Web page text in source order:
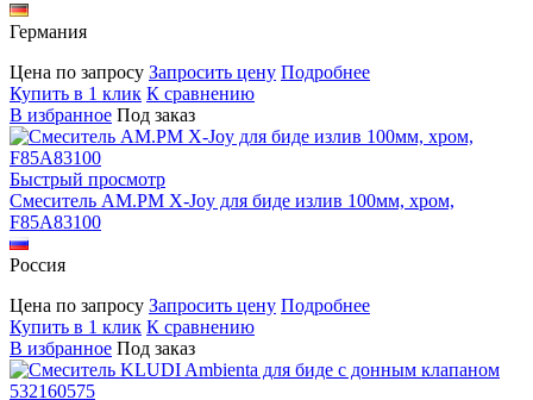
Германия
Цена по запросу Запросить цену Подробнее
Купить в 1 клик К сравнению
В избранное Под заказ
Быстрый просмотр
Смеситель AM.PM X-Joy для биде излив 100мм, хром,
F85A83100
Россия
Цена по запросу Запросить цену Подробнее
Купить в 1 клик К сравнению
В избранное Под заказ